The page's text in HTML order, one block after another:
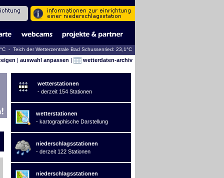
- Teich der Wetterzentrale Bad Schussenried: 23,1°C
| auswahl anpassen | wetterdaten-archiv
wetterstationen
- derzeit 154 Stationen
wetterstationen
- kartographische Darstellung
niederschlagsstationen
- derzeit 122 Stationen
niederschlagsstationen